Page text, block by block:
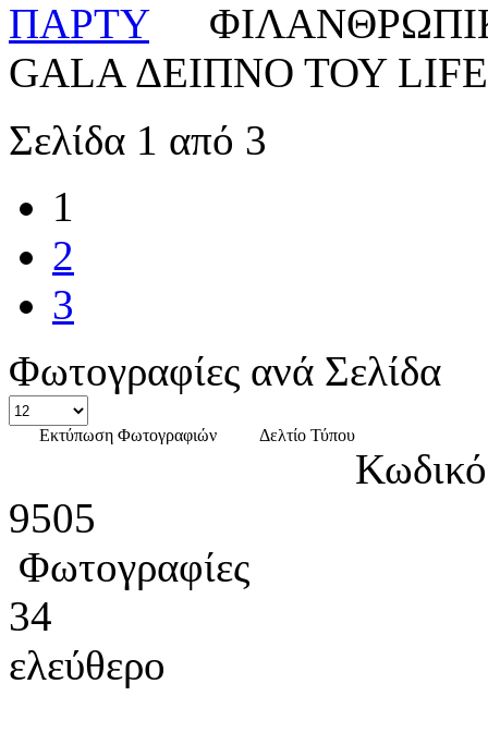
ΠΑΡΤΥ
GALA ΔΕΙΠΝΟ ΤΟΥ
Σελίδα 1 από 3
1
2
3
Φωτογραφίες ανά Σελίδα
Εκτύπωση Φωτογραφιών Δελτίο Τύπου
9505
Φωτογραφίες
34
ελεύθερο